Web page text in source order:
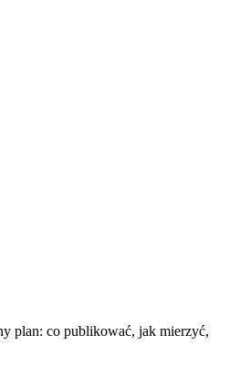
plan: co publikować, jak mierzyć,